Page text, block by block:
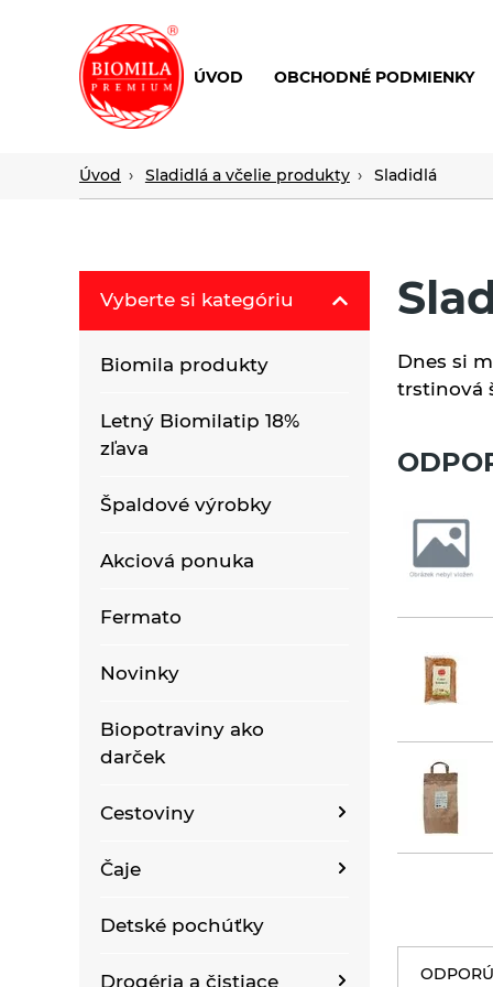
výroba
nielen
ÚVOD OBCHODNÉ PODMIENKY
Úvod Sladidlá a včelie produkty Sladidlá
Dnes si
trstinová
Vyberte si kategóriu
Biomila produkty
Letný Biomilatip 18%
zľava
Špaldové výrobky
Akciová ponuka
Fermato
Novinky
Biopotraviny ako
darček
Cestoviny
Bezlepkové bezvaječné
kukuričné cestoviny
Bezlepkové bezvaječné
cestoviny pre deti
Čaje
Bioraráškovia Sonnentor
Detské pochúťky
Drogéria a čistiace